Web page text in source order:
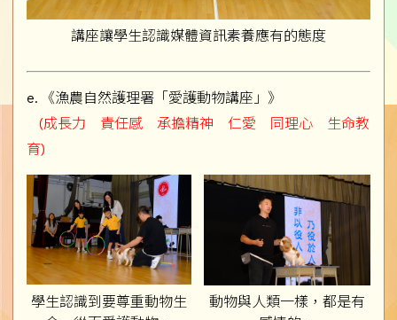
講座讓學生認識媒體資訊素養應有的態度
e. 《漁農自然護理署「愛護動物講座」》
(成長力 責任感 承擔精神 仁愛 同理心 生命教
育)
學生認識到要尊重動物生
動物與人類一樣，都是有